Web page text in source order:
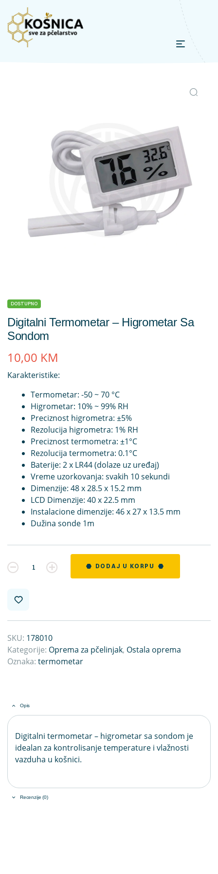
DOSTUPNO
Digitalni Termometar – Higrometar Sa
Sondom
10,00 KM
Karakteristike:
Termometar: -50 ~ 70 °C
Higrometar: 10% ~ 99% RH
Preciznost higrometra: ±5%
Rezolucija higrometra: 1% RH
Preciznost termometra: ±1°C
Rezolucija termometra: 0.1°C
Baterije: 2 x LR44 (dolaze uz uređaj)
Vreme uzorkovanja: svakih 10 sekundi
Dimenzije: 48 x 28.5 x 15.2 mm
LCD Dimenzije: 40 x 22.5 mm
Instalacione dimenzije: 46 x 27 x 13.5 mm
Dužina sonde 1m
Kvantitet DODAJ U KORPU
SKU: 178010
Kategorije: Oprema za pčelinjak, Ostala oprema
Oznaka: termometar
Opis
Digitalni termometar – higrometar sa sondom je
idealan za kontrolisanje temperature i vlažnosti
vazduha u košnici.
Recenzije (0)